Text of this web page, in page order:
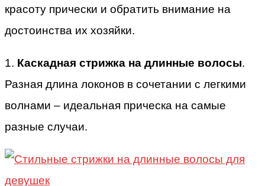
красоту прически и обратить внимание на
достоинства их хозяйки.
1. Каскадная стрижка на длинные волосы.
Разная длина локонов в сочетании с легкими
волнами – идеальная прическа на самые
разные случаи.